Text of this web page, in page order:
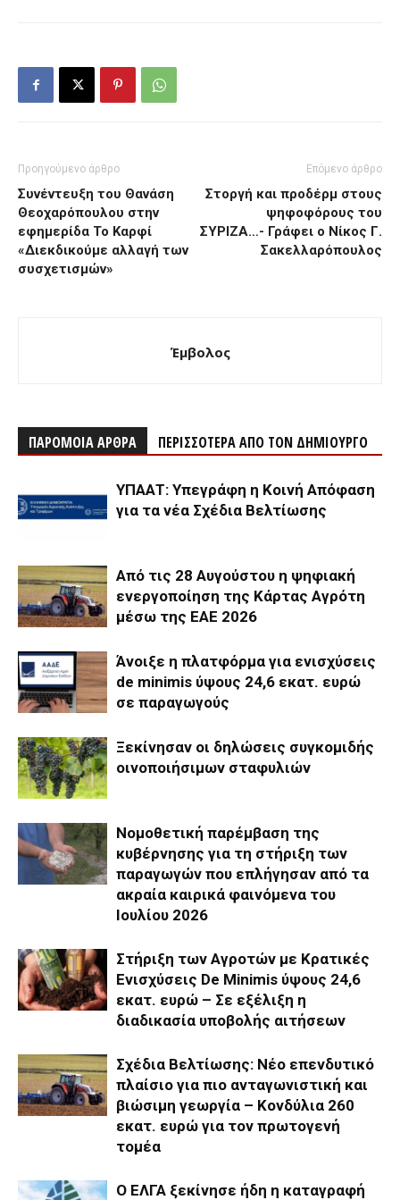
Προηγούμενο άρθρο
Συνέντευξη του Θανάση
Θεοχαρόπουλου στην
εφημερίδα Το Καρφί
«Διεκδικούμε αλλαγή των
συσχετισμών»
Επόμενο άρθρο
Στοργή και προδέρμ στους
ψηφοφόρους του
ΣΥΡΙΖΑ…- Γράφει ο Νίκος Γ.
Σακελλαρόπουλος
Έμβολος
ΠΑΡΟΜΟΙΑ ΑΡΘΡΑ ΠΕΡΙΣΣΟΤΕΡΑ ΑΠΟ ΤΟΝ ΔΗΜΙΟΥΡΓΟ
ΥΠΑΑΤ: Υπεγράφη η Κοινή Απόφαση
για τα νέα Σχέδια Βελτίωσης
Από τις 28 Αυγούστου η ψηφιακή
ενεργοποίηση της Κάρτας Αγρότη
μέσω της ΕΑΕ 2026
Άνοιξε η πλατφόρμα για ενισχύσεις
de minimis ύψους 24,6 εκατ. ευρώ
σε παραγωγούς
Ξεκίνησαν οι δηλώσεις συγκομιδής
οινοποιήσιμων σταφυλιών
Νομοθετική παρέμβαση της
κυβέρνησης για τη στήριξη των
παραγωγών που επλήγησαν από τα
ακραία καιρικά φαινόμενα του
Ιουλίου 2026
Στήριξη των Αγροτών με Κρατικές
Ενισχύσεις De Minimis ύψους 24,6
εκατ. ευρώ – Σε εξέλιξη η
διαδικασία υποβολής αιτήσεων
Σχέδια Βελτίωσης: Νέο επενδυτικό
πλαίσιο για πιο ανταγωνιστική και
βιώσιμη γεωργία – Κονδύλια 260
εκατ. ευρώ για τον πρωτογενή
τομέα
Ο ΕΛΓΑ ξεκίνησε ήδη η καταγραφή